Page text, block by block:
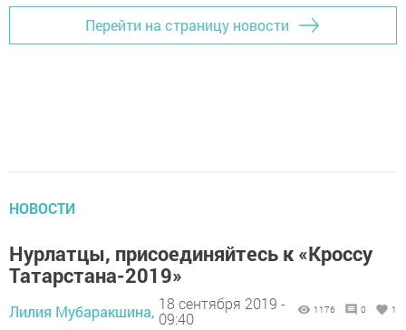
Перейти на страницу новости
НОВОСТИ
Нурлатцы, присоединяйтесь к «Кроссу
Татарстана-2019»
Лилия Мубаракшина, 18 сентября 2019 -
09:40
1176 0 1